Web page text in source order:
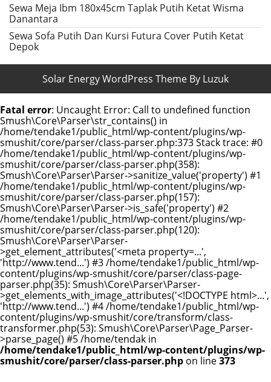
Sewa Meja Ibm 180x45cm Taplak Putih Ketat Wisma
Danantara
Sewa Sofa Putih Dan Kursi Futura Cover Putih Ketat
Depok
Solar Energy WordPress Theme By Luzuk
Fatal error: Uncaught Error: Call to undefined function
Smush\Core\Parser\str_contains() in
/home/tendake1/public_html/wp-content/plugins/wp-
smushit/core/parser/class-parser.php:373 Stack trace: #0
/home/tendake1/public_html/wp-content/plugins/wp-
smushit/core/parser/class-parser.php(358):
Smush\Core\Parser\Parser->sanitize_value('property') #1
/home/tendake1/public_html/wp-content/plugins/wp-
smushit/core/parser/class-parser.php(157):
Smush\Core\Parser\Parser->is_safe('property') #2
/home/tendake1/public_html/wp-content/plugins/wp-
smushit/core/parser/class-parser.php(120):
Smush\Core\Parser\Parser-
>get_element_attributes('<meta property=...',
'http://www.tend...') #3 /home/tendake1/public_html/wp-
content/plugins/wp-smushit/core/parser/class-page-
parser.php(35): Smush\Core\Parser\Parser-
>get_elements_with_image_attributes('<!DOCTYPE html>...',
'http://www.tend...') #4 /home/tendake1/public_html/wp-
content/plugins/wp-smushit/core/transform/class-
transformer.php(53): Smush\Core\Parser\Page_Parser-
>parse_page() #5 /home/tendak in
/home/tendake1/public_html/wp-content/plugins/wp-
smushit/core/parser/class-parser.php on line373